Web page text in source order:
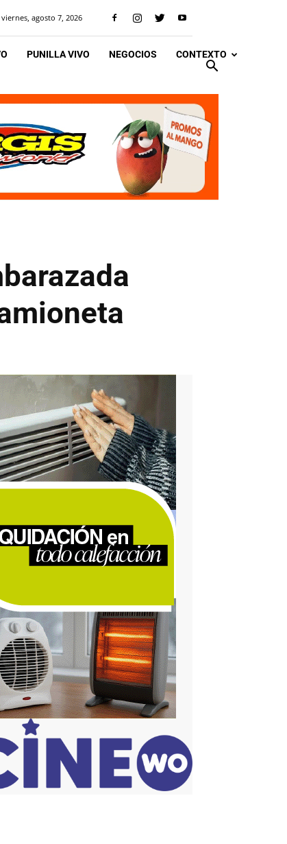
viernes, agosto 7, 2026
PUNILLA VIVO NEGOCIOS CONTEXTO